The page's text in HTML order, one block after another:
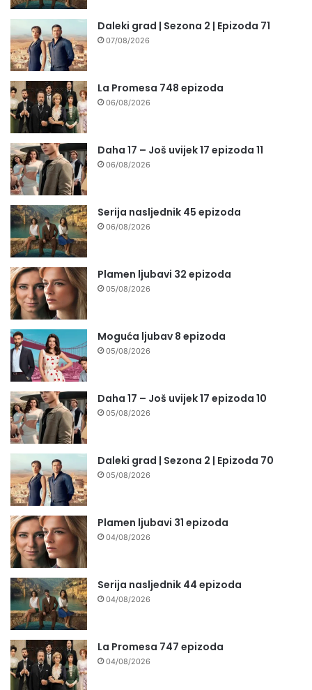
Daleki grad | Sezona 2 | Epizoda 71
07/08/2026
La Promesa 748 epizoda
06/08/2026
Daha 17 – Još uvijek 17 epizoda 11
06/08/2026
Serija nasljednik 45 epizoda
06/08/2026
Plamen ljubavi 32 epizoda
05/08/2026
Moguća ljubav 8 epizoda
05/08/2026
Daha 17 – Još uvijek 17 epizoda 10
05/08/2026
Daleki grad | Sezona 2 | Epizoda 70
05/08/2026
Plamen ljubavi 31 epizoda
04/08/2026
Serija nasljednik 44 epizoda
04/08/2026
La Promesa 747 epizoda
04/08/2026